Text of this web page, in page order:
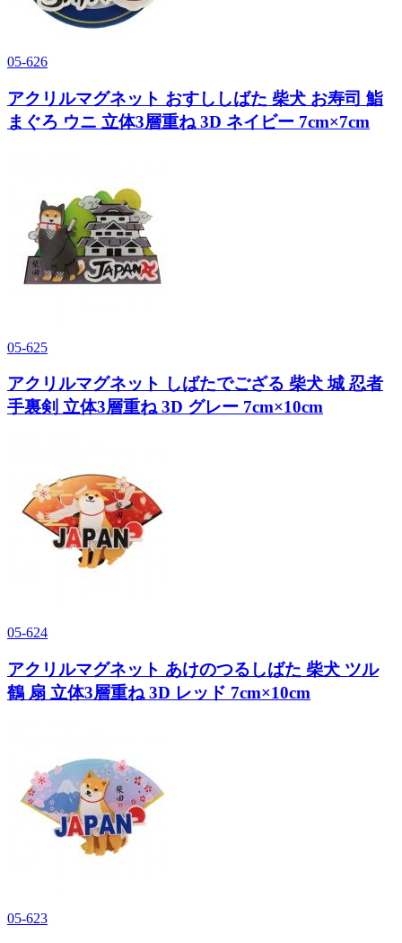
05-626
アクリルマグネット おすししばた 柴犬 お寿司 鮨
まぐろ ウニ 立体3層重ね 3D ネイビー 7cm×7cm
05-625
アクリルマグネット しばたでござる 柴犬 城 忍者
手裏剣 立体3層重ね 3D グレー 7cm×10cm
05-624
アクリルマグネット あけのつるしばた 柴犬 ツル
鶴 扇 立体3層重ね 3D レッド 7cm×10cm
05-623